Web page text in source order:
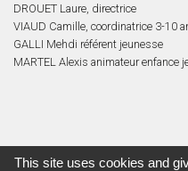
DROUET Laure, directrice
VIAUD Camille, coordinatrice 3-10
GALLI Mehdi référent jeunesse
MARTEL Alexis animateur enfance
This site uses cookies and